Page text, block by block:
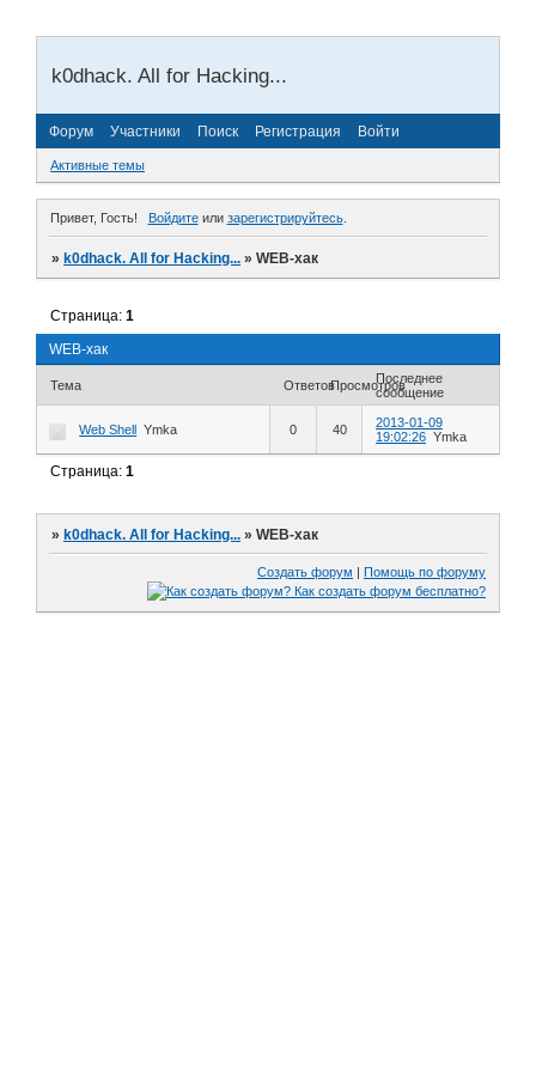
k0dhack. All for Hacking...
Форум Участники Поиск Регистрация Войти
Активные темы
Привет, Гость! Войдитеили зарегистрируйтесь.
»k0dhack. All for Hacking... »WEB-хак
WEB-хак
Страница:1
Тема ОтветовПросмотровПоследнее
сообщение
Web Shell Ymka 0 40
2013-01-09
19:02:26 Ymka
Страница:1
»k0dhack. All for Hacking... »WEB-хак
Создать форум Помощь по форуму